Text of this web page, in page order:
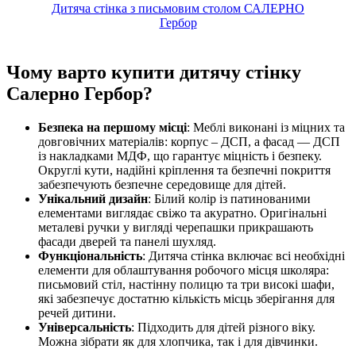
Дитяча стінка з письмовим столом САЛЕРНО
Гербор
Чому варто купити дитячу стінку
Салерно Гербор?
Безпека на першому місці: Меблі виконані із міцних та
довговічних матеріалів: корпус – ДСП, а фасад — ДСП
із накладками МДФ, що гарантує міцність і безпеку.
Округлі кути, надійні кріплення та безпечні покриття
забезпечують безпечне середовище для дітей.
Унікальний дизайн: Білий колір із патинованими
елементами виглядає свіжо та акуратно. Оригінальні
металеві ручки у вигляді черепашки прикрашають
фасади дверей та панелі шухляд.
Функціональність: Дитяча стінка включає всі необхідні
елементи для облаштування робочого місця школяра:
письмовий стіл, настінну полицю та три високі шафи,
які забезпечує достатню кількість місць зберігання для
речей дитини.
Універсальність: Підходить для дітей різного віку.
Можна зібрати як для хлопчика, так і для дівчинки.